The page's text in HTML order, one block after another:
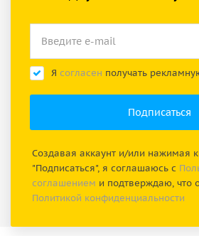
Я согласен получать
Создавая аккаунт и/или нажимая
"Подписаться", я соглашаюсь с
соглашением и подтверждаю, что
Политикой конфиденциальности